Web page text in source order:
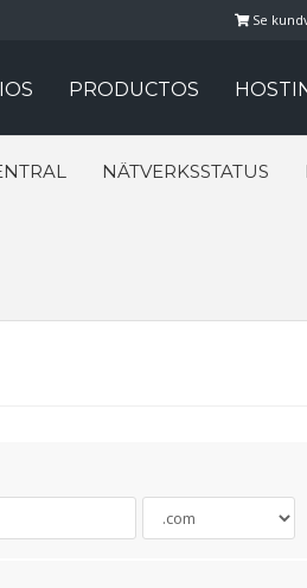
Se
PRODUCTOS
NÄTVERKSSTATUS